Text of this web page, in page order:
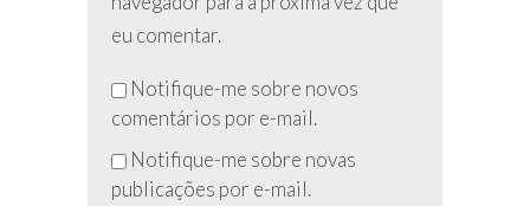
eu comentar.
Não
preencha
esse
campo
Notifique-me sobre novos
comentários por e-mail.
Notifique-me sobre novas
publicações por e-mail.